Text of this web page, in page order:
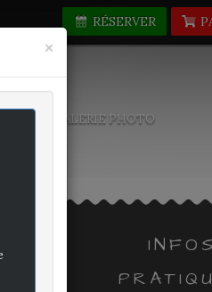
RÉSERVER
GALERIE PHOTO
INFOS
× Fermer